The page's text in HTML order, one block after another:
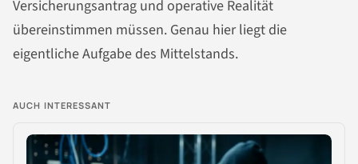
Versicherungsantrag und operative Realität
übereinstimmen müssen. Genau hier liegt die
eigentliche Aufgabe des Mittelstands.
AUCH INTERESSANT